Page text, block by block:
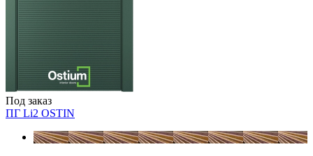
Под заказ
ПГ Li2 OSTIN